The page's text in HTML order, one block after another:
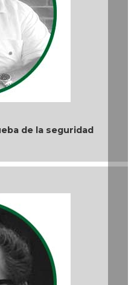
Ago 05, 2026 / 9:04 PM